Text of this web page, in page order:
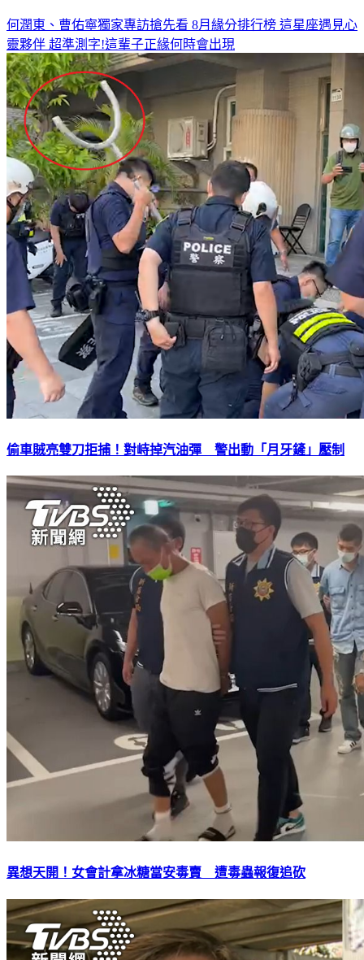
何潤東、曹佑寧獨家專訪搶先看 8月緣分排行榜 這星座遇見心
靈夥伴 超準測字!這輩子正緣何時會出現
偷車賊亮雙刀拒捕！對峙掉汽油彈 警出動「月牙鏟」壓制
異想天開！女會計拿冰糖當安毒賣 遭毒蟲報復追砍